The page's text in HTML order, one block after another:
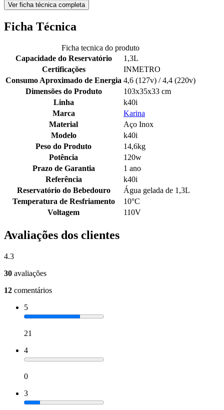
Ver ficha técnica completa
Ficha Técnica
Ficha tecnica do produto
Capacidade do Reservatório
1,3L
Certificações
INMETRO
Consumo Aproximado de Energia 4,6 (127v) / 4,4 (220v)
Dimensões do Produto
103x35x33 cm
Linha
k40i
Marca
Karina
Material
Aço Inox
Modelo
k40i
Peso do Produto
14,6kg
Potência
120w
Prazo de Garantia
1 ano
Referência
k40i
Reservatório do Bebedouro
Água gelada de 1,3L
Temperatura de Resfriamento
10°C
Voltagem
110V
Avaliações dos clientes
4.3
30 avaliações
12 comentários
5
21
4
0
3